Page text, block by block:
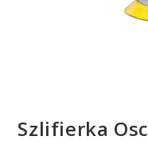
Szlifierka